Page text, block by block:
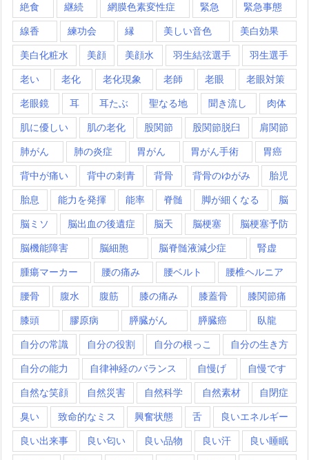
絶食 継続 網膜色素変性症 緊急 緊急事態
線香 練功会 縁 美しい音色 美白効果
美白化粧水 美顔 美顔水 羽生結弦選手 羽生選手
老い 老化 老化現象 老師 老眼 老眼対策
老眼鏡 耳 耳たぶ 聖なる地 聞き流し 肉体
肌に優しい 肌の老化 股関節 股関節脱臼 肩関節
肺がん 肺の炎症 胃がん 胃がん手術 胃癌
背中が痛い 背中の刺青 背骨 背骨のゆがみ 胎児
胎息 能力を発揮 能率 脊髄 脚が細くなる 脳
脳ミソ 脳出血の後遺症 脳天 脳梗塞 脳梗塞予防
脳機能障害 脳細胞 脳脊髄液減少症 腎虚
腫瘍マーカー 腰の痛み 腰ベルト 腰椎ヘルニア
腰骨 腹水 腹筋 膝の痛み 膝蓋骨 膝関節痛
膝頭 膠原病 膵臓がん 膵臓癌 臥龍
自分の常識 自分の役割 自分の根っこ 自分の生き方
自分の能力 自律神経のバランス 自慢げ 自慢です
自然な笑顔 自然災害 自然科学 自然素材 自閉症
臭い 致命的なミス 興奮状態 舌 良いエネルギー
良い出来事 良い匂い 良い品物 良い汗 良い睡眠